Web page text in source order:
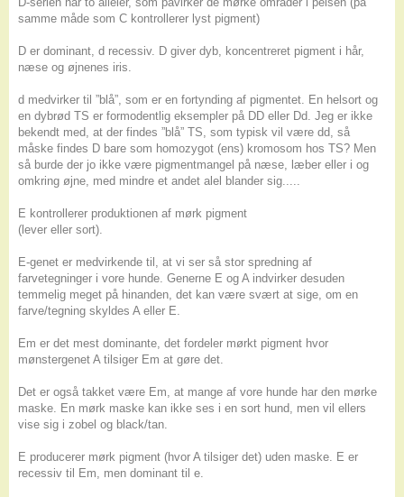
samme måde som C kontrollerer lyst pigment)
D er dominant, d recessiv. D giver dyb, koncentreret pigment i hår,
næse og øjnenes iris.
d medvirker til ”blå”, som er en fortynding af pigmentet. En helsort og
en dybrød TS er formodentlig eksempler på DD eller Dd. Jeg er ikke
bekendt med, at der findes ”blå” TS, som typisk vil være dd, så
måske findes D bare som homozygot (ens) kromosom hos TS? Men
så burde der jo ikke være pigmentmangel på næse, læber eller i og
omkring øjne, med mindre et andet alel blander sig.....
E kontrollerer produktionen af mørk pigment
(lever eller sort).
E-genet er medvirkende til, at vi ser så stor spredning af
farvetegninger i vore hunde. Generne E og A indvirker desuden
temmelig meget på hinanden, det kan være svært at sige, om en
farve/tegning skyldes A eller E.
Em er det mest dominante, det fordeler mørkt pigment hvor
mønstergenet A tilsiger Em at gøre det.
Det er også takket være Em, at mange af vore hunde har den mørke
maske. En mørk maske kan ikke ses i en sort hund, men vil ellers
vise sig i zobel og black/tan.
E producerer mørk pigment (hvor A tilsiger det) uden maske. E er
recessiv til Em, men dominant til e.